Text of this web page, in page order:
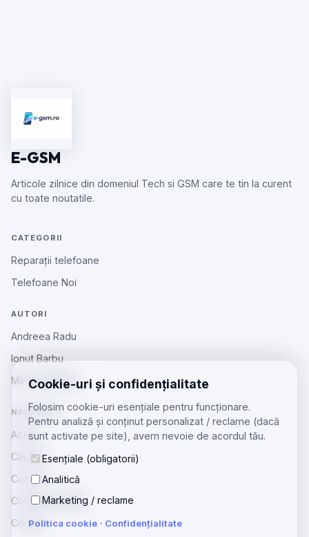
Cookie-uri și confidențialitate
Folosim cookie-uri esențiale pentru funcționare.
Pentru analiză și conținut personalizat / reclame (dacă
sunt activate pe site), avem nevoie de acordul tău.
Esențiale (obligatorii)
Analitică
Marketing / reclame
Politica cookie · Confidențialitate
E-GSM
Articole zilnice din domeniul Tech si GSM care te tin la curent
cu toate noutatile.
CATEGORII
Reparații telefoane
Telefoane Noi
AUTORI
Andreea Radu
Ionut Barbu
Mircea Aiftincăi
NAVIGARE
Acasă
Căutare
Contact
Confidențialitate
Cookie